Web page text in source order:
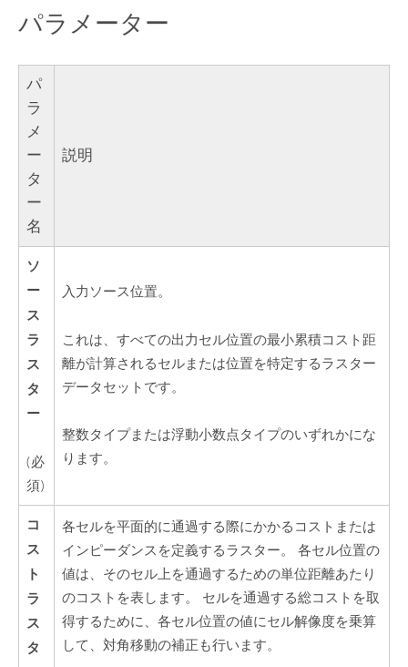
パラメーター
パ
ラ
メ
ー
タ
ー
名
説明
ソ
ー
ス
ラ
ス
タ
ー
(必
須)
入力ソース位置。
これは、すべての出力セル位置の最小累積コスト距
離が計算されるセルまたは位置を特定するラスター
データセットです。
整数タイプまたは浮動小数点タイプのいずれかにな
ります。
コ
ス
ト
ラ
ス
タ
各セルを平面的に通過する際にかかるコストまたは
インピーダンスを定義するラスター。 各セル位置の
値は、そのセル上を通過するための単位距離あたり
のコストを表します。 セルを通過する総コストを取
得するために、各セル位置の値にセル解像度を乗算
して、対角移動の補正も行います。